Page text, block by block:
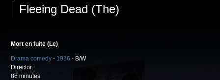
Fleeing Dead (The)
Mort en fuite (Le)
Drama comedy - 1936 - B/W
Director :
86 minutes